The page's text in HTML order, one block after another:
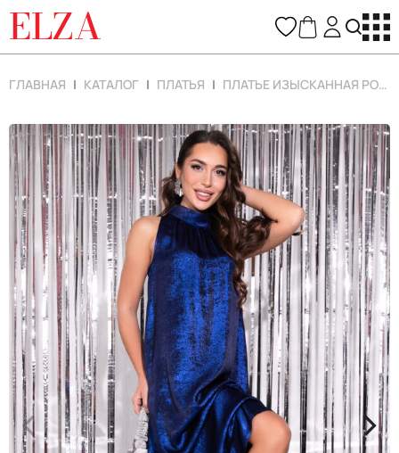
ELZA
ГЛАВНАЯ КАТАЛОГ ПЛАТЬЯ ПЛАТЬЕ ИЗЫСКАННАЯ РОСКОШЬ (СИНИЙ)
< >